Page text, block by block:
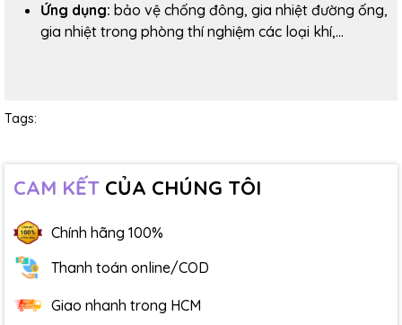
Ứng dụng: bảo vệ chống đông, gia nhiệt đường ống,
gia nhiệt trong phòng thí nghiệm các loại khí,...
Tags:
CAM KẾT CỦA CHÚNG TÔI
Chính hãng 100%
Thanh toán online/COD
Giao nhanh trong HCM